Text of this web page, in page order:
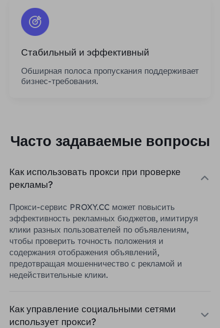
Стабильный и эффективный
Обширная полоса пропускания поддерживает
бизнес-требования.
Часто задаваемые вопросы
Как использовать прокси при проверке
рекламы?
Прокси-сервис PROXY.CC может повысить
эффективность рекламных бюджетов, имитируя
клики разных пользователей по объявлениям,
чтобы проверить точность положения и
содержания отображения объявлений,
предотвращая мошенничество с рекламой и
недействительные клики.
Как управление социальными сетями
использует прокси?